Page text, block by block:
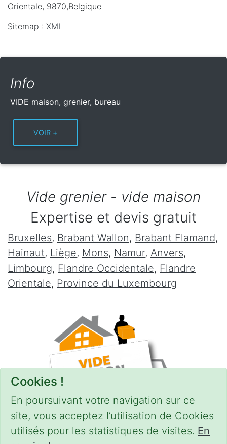
Cookies !
En poursuivant votre navigation sur ce
site, vous acceptez l’utilisation de Cookies
utilisés pour les statistiques de visites. En
Orientale, 9870,Belgique
Sitemap : XML
Info
VIDE maison, grenier, bureau
Vide grenier - vide maison
Expertise et devis gratuit
Bruxelles, Brabant Wallon, Brabant Flamand,
Hainaut, Liège, Mons, Namur, Anvers,
Limbourg, Flandre Occidentale, Flandre
Orientale, Province du Luxembourg